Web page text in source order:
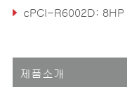
cPCI-R6002D: 8HP 후면 I/O
제품소개